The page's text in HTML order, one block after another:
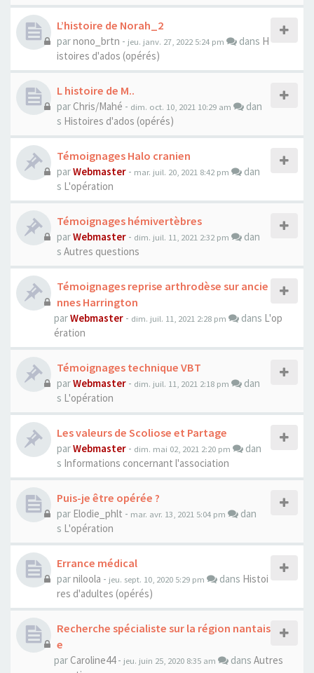
L’histoire de Norah_2
parnono_brtn - jeu. janv. 27, 2022 5:24 pm dans H
istoires d'ados (opérés)
L histoire de M..
par Chris/Mahé - dim. oct. 10, 2021 10:29 am
dan
s Histoires d'ados (opérés)
Témoignages Halo cranien
parWebmaster - mar. juil. 20, 2021 8:42 pm
dan
s L'opération
Témoignages hémivertèbres
parWebmaster - dim. juil. 11, 2021 2:32 pm
dan
s Autres questions
Témoignages reprise arthrodèse sur ancie
nnes Harrington
parWebmaster - dim. juil. 11, 2021 2:28 pm dans L'op
ération
Témoignages technique VBT
parWebmaster - dim. juil. 11, 2021 2:18 pm
dan
s L'opération
Les valeurs de Scoliose et Partage
parWebmaster - dim. mai 02, 2021 2:20 pm
dan
s Informations concernant l'association
Puis-je être opérée ?
par Elodie_phlt - mar. avr. 13, 2021 5:04 pm
dan
s L'opération
Errance médical
parniloola - jeu. sept. 10, 2020 5:29 pm dans Histoi
res d'adultes (opérés)
Recherche spécialiste sur la région nantais
e
par Caroline44- jeu. juin 25, 2020 8:35 am dans Autres